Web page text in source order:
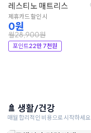
레스티노 매트리스
제휴카드 할인 시
0원
월28,900원
포인트22만 7천원
🚿 생활/건강
매월 합리적인 비용으로 시작하세요